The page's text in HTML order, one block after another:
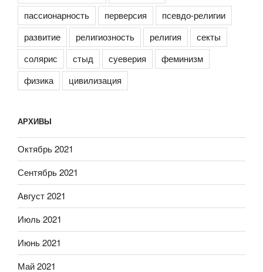
пассионарность
перверсия
псевдо-религии
развитие
религиозность религия
секты
солярис
стыд суеверия
феминизм
физика
цивилизация
АРХИВЫ
Октябрь 2021
Сентябрь 2021
Август 2021
Июль 2021
Июнь 2021
Май 2021